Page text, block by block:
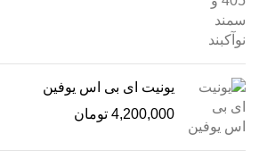
یونیت ای بی اس یوفین
4,200,000 تومان